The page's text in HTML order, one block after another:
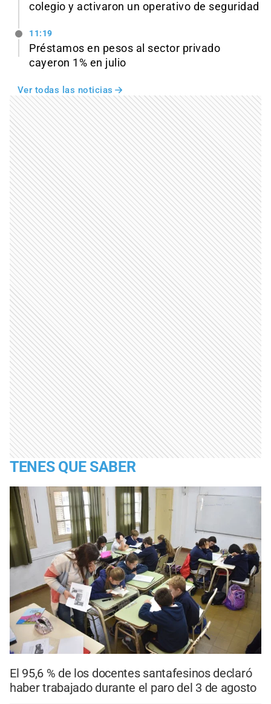
colegio y activaron un operativo de seguridad
11:19
Préstamos en pesos al sector privado
cayeron 1% en julio
Ver todas las noticias
TENES QUE SABER
El 95,6 % de los docentes santafesinos declaró
haber trabajado durante el paro del 3 de agosto